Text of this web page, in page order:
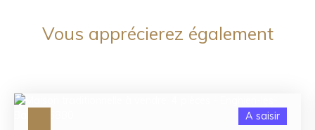
Vous apprécierez également
A saisir